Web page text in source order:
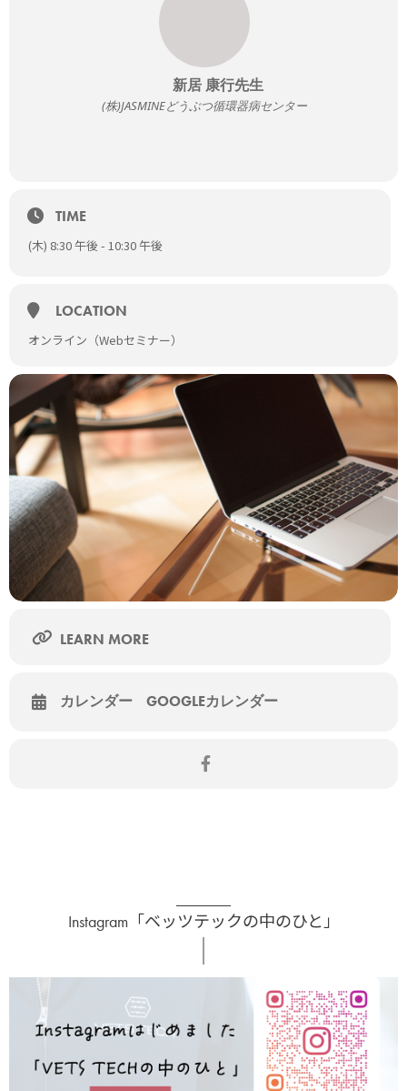
獣医師、愛玩動物看護師・ケアスタッフ（動物病院勤務）
当日17:30
備考
・本セミナーは無料ですが、視聴に必要となるインターネット通
※視聴URLはセミナー開催前日12時、当日開始60分前にお申し込
※今回は配布資料はアンケート回答者様に無料で配布いたしま
す。
セミナーの詳細・申込はこちら
新居 康行先生
(株)JASMINEどうぶつ循環器病センター
TIME
(木) 8:30 午後 - 10:30 午後
LOCATION
オンライン（Webセミナー）
LEARN MORE
カレンダー GOOGLEカレンダー
Instagram「ベッツテックの中のひと」